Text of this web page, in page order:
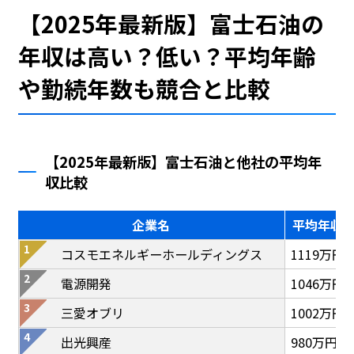
【2025年最新版】富士石油の
年収は高い？低い？平均年齢
や勤続年数も競合と比較
【2025年最新版】富士石油と他社の平均年
収比較
企業名
平均年収
コスモエネルギーホールディングス
1119万円
電源開発
1046万円
三愛オブリ
1002万円
出光興産
980万円